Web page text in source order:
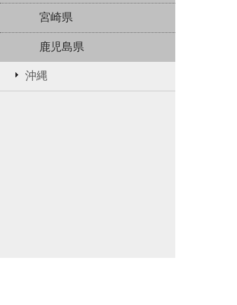
宮崎県
鹿児島県
沖縄